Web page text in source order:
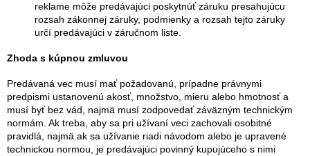
reklame môže predávajúci poskytnúť záruku presahujúcu
rozsah zákonnej záruky, podmienky a rozsah tejto záruky
určí predávajúci v záručnom liste.
Zhoda s kúpnou zmluvou
Predávaná vec musí mať požadovanú, prípadne právnymi
predpismi ustanovenú akosť, množstvo, mieru alebo hmotnosť a
musí byť bez vád, najmä musí zodpovedať záväzným technickým
normám. Ak treba, aby sa pri užívaní veci zachovali osobitné
pravidlá, najmä ak sa užívanie riadi návodom alebo je upravené
technickou normou, je predávajúci povinný kupujúceho s nimi